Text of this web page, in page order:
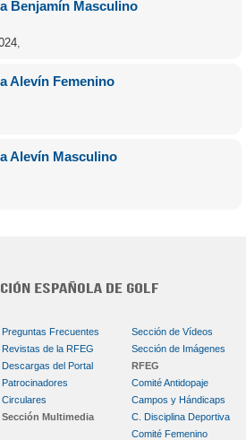
Benjamín Masculino
,
Alevín Femenino
Alevín Masculino
Preguntas Frecuentes
Revistas de la RFEG
Descargas del Portal
Patrocinadores
Circulares
Sección Multimedia
Sección de Vídeos
Sección de Imágenes
RFEG
Comité Antidopaje
Campos y Hándicaps
C. Disciplina Deportiva
Comité Femenino